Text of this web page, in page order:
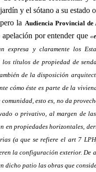
y el sótano a su estado
la Audiencia Provincial de
apelación por entender que«
expresa y claramente los
títulos de propiedad de
de la disposición
cómo éste es parte de la
esto es, no da
o privativo, al margen de
en propiedades horizontales,
(a que se refiere el art 7
la configuración exterior. De
dicho patio las obras que